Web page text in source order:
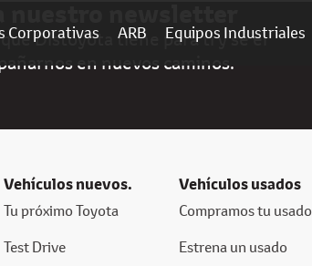
Corporativas ARB Equipos Industriales
nuestro newsletter
Distoyota tiene para ti y sé el
en nuevos caminos.
Vehículos nuevos.
Tu próximo Toyota
Test Drive
Vehículos usados
Compramos tu usado
Estrena un usado